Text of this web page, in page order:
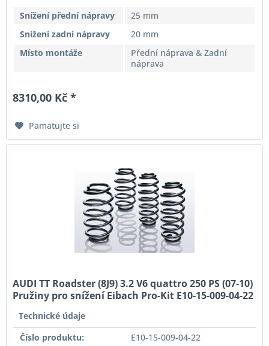
Snížení přední nápravy
25 mm
Snížení zadní nápravy
20 mm
Místo montáže
Přední náprava & Zadní
náprava
8310,00 Kč *
Pamatujte si
AUDI TT Roadster (8J9) 3.2 V6 quattro 250 PS (07-10)
Pružiny pro snížení Eibach Pro-Kit E10-15-009-04-22
Technické údaje
Číslo produktu:
E10-15-009-04-22